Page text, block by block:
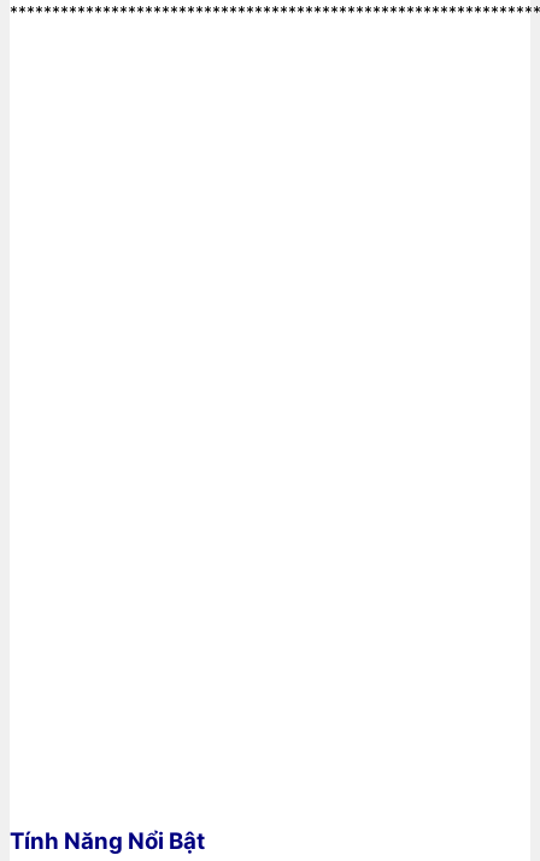
Tính Năng Nổi Bật